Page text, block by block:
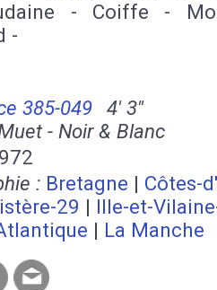
- Coiffe -
-
385-049
4' 3''
- Noir & Blanc
: Bretagne | Côtes-
29 | Ille-et-
| La Manche